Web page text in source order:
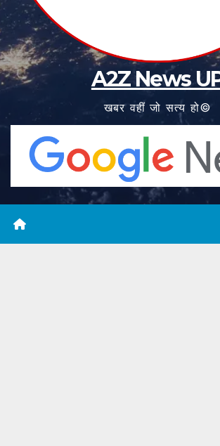
A2Z News
खबर वहीं जो सत्य हो©